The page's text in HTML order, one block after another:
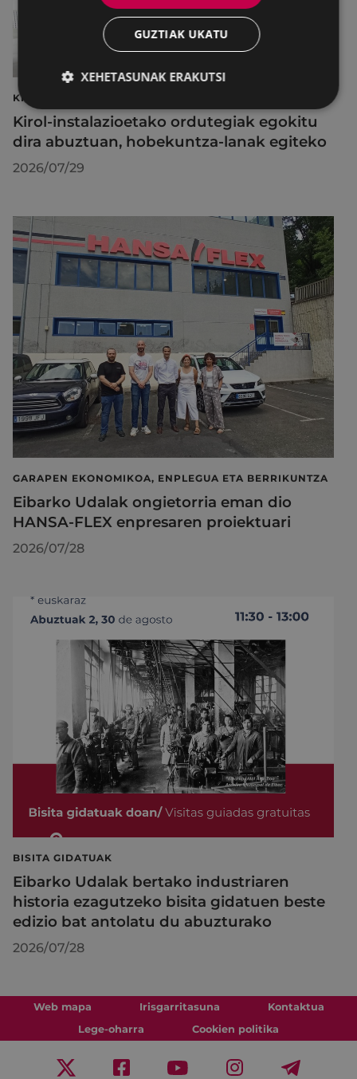
KIROLAK
Kirol-instalazioetako ordutegiak egokitu
dira abuztuan, hobekuntza-lanak egiteko
2026/07/29
GARAPEN EKONOMIKOA, ENPLEGUA ETA BERRIKUNTZA
Eibarko Udalak ongietorria eman dio
HANSA-FLEX enpresaren proiektuari
2026/07/28
BISITA GIDATUAK
Eibarko Udalak bertako industriaren
historia ezagutzeko bisita gidatuen beste
edizio bat antolatu du abuzturako
2026/07/28
Web mapa Irisgarritasuna
Kontaktua
Lege-oharra
Cookien politika
GUZTIAK UKATU
XEHETASUNAK ERAKUTSI